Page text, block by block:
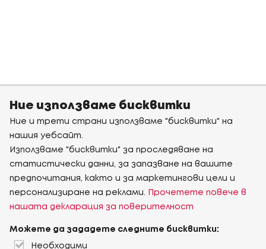
Ние използваме бисквитки
Ние и трети страни използваме "бисквитки" на
нашия уебсайт.
Използваме "бисквитки" за проследяване на
статистически данни, за запазване на вашите
предпочитания, както и за маркетингови цели и
персонализиране на реклами.
Прочетете повече в
нашата декларация за поверителност
Можете да зададете следните бисквитки:
Необходими